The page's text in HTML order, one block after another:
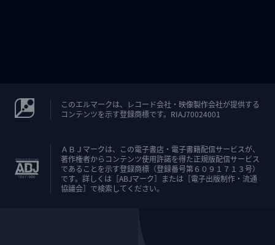
このエルマークは、レコード会社・映像製作会社が提供する
コンテンツを示す登録商標です。RIAJ70024001
ＡＢＪマークは、この電子書店・電子書籍配信サービスが、
著作権者からコンテンツ使用許諾を得た正規版配信サービス
であることを示す登録商標（登録番号第６０９１７１３号）
です。詳しくは［ABJマーク］または［電子出版制作・流通
協議会］で検索してください。